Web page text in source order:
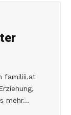
familiii.at
mehr...